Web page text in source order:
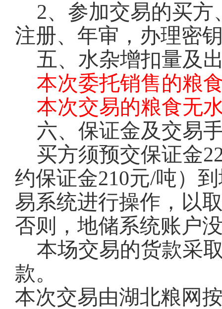
2、参加交易的买
注册、年审，办理密
五、水杂增扣量及
本次委托销售的粮
本次交易的粮食无
六、保证金及交易
买方须预交保证金
约保证金210元/吨）
易系统进行操作，以
否则，地储系统账户
本场交易的货款采
款。
本次交易由湖北粮网